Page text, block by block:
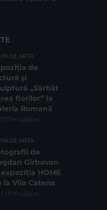
DE ARTA
de
și
„Sărbăt
florilor” la
Romană
vizualizari
DE ARTA
de
Gîrbovan
HOME
la Vila Catena
vizualizari